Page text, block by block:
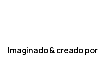
Imaginado & creado por